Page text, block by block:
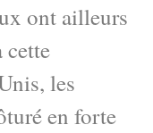
ont ailleurs
cette
les
en forte